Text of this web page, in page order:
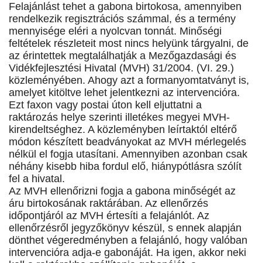
Felajánlást tehet a gabona birtokosa, amennyiben
rendelkezik regisztrációs számmal, és a termény
mennyisége eléri a nyolcvan tonnát. Minőségi
feltételek részleteit most nincs helyünk tárgyalni, de
az érintettek megtalálhatják a Mezőgazdasági és
Vidékfejlesztési Hivatal (MVH) 31/2004. (VI. 29.)
közleményében. Ahogy azt a formanyomtatványt is,
amelyet kitöltve lehet jelentkezni az intervencióra.
Ezt faxon vagy postai úton kell eljuttatni a
raktározás helye szerinti illetékes megyei MVH-
kirendeltséghez. A közleményben leírtaktól eltérő
módon készített beadványokat az MVH mérlegelés
nélkül el fogja utasítani. Amennyiben azonban csak
néhány kisebb hiba fordul elő, hiánypótlásra szólít
fel a hivatal.
Az MVH ellenőrizni fogja a gabona minőségét az
áru birtokosának raktárában. Az ellenőrzés
időpontjáról az MVH értesíti a felajánlót. Az
ellenőrzésről jegyzőkönyv készül, s ennek alapján
dönthet végeredményben a felajánló, hogy valóban
intervencióra adja-e gabonáját. Ha igen, akkor neki